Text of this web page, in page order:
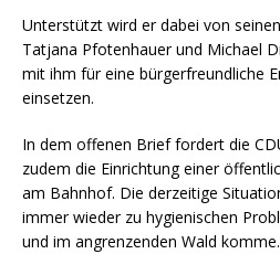
Unterstützt wird er dabei von
Tatjana Pfotenhauer und Michael
mit ihm für eine bürgerfreundliche
einsetzen.
In dem offenen Brief fordert die
zudem die Einrichtung einer
am Bahnhof. Die derzeitige
immer wieder zu hygienischen
und im angrenzenden Wald